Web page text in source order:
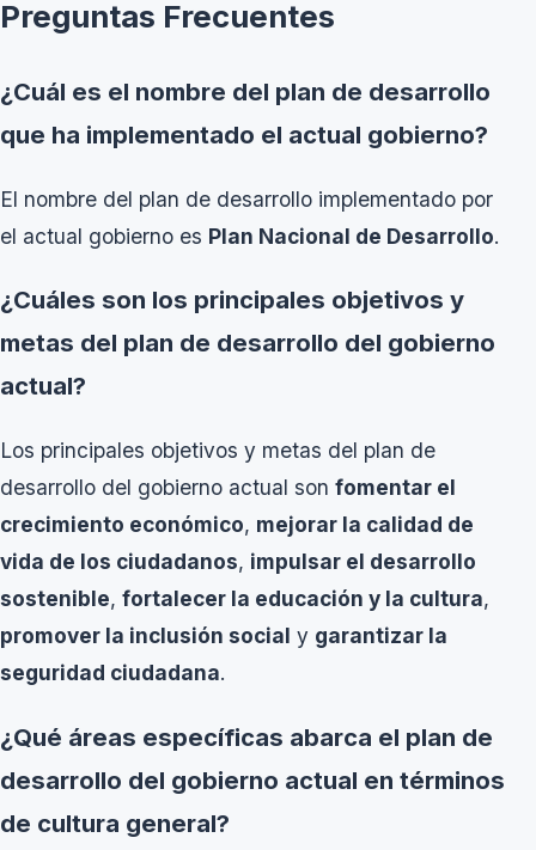
Preguntas Frecuentes
¿Cuál es el nombre del plan de desarrollo
que ha implementado el actual gobierno?
El nombre del plan de desarrollo implementado por
el actual gobierno es Plan Nacional de Desarrollo.
¿Cuáles son los principales objetivos y
metas del plan de desarrollo del gobierno
actual?
Los principales objetivos y metas del plan de
desarrollo del gobierno actual son fomentar el
crecimiento económico, mejorar la calidad de
vida de los ciudadanos, impulsar el desarrollo
sostenible, fortalecer la educación y la cultura,
promover la inclusión social y garantizar la
seguridad ciudadana.
¿Qué áreas específicas abarca el plan de
desarrollo del gobierno actual en términos
de cultura general?